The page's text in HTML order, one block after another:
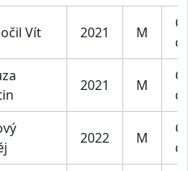
Vít 2021 M
2021 M
2022 M